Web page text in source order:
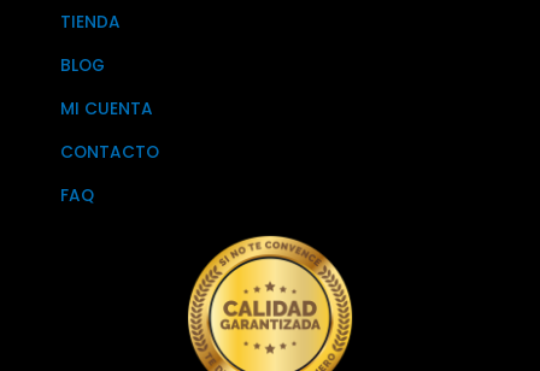
TIENDA
BLOG
MI CUENTA
CONTACTO
FAQ